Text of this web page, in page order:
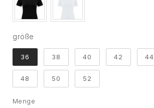
größe
größe
36 38 40 42 44
48 50 52
Menge